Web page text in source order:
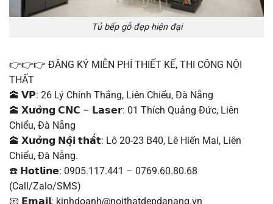
Tủ bếp gỗ đẹp hiện đại
👉👉👉 ĐĂNG KÝ MIỄN PHÍ THIẾT KẾ, THI CÔNG NỘI
THẤT
🕋 𝗩𝗣: 26 Lý Chính Thắng, Liên Chiểu, Đà Nẵng
🕋 𝗫𝘂̛𝗼̛̉𝗻𝗴 𝗖𝗡𝗖 – 𝗟𝗮𝘀𝗲𝗿: 01 Thích Quảng Đức, Liên
Chiểu, Đà Nẵng
🕋 𝗫𝘂̛𝗼̛̉𝗻𝗴 𝗡𝗼̣̂𝗶 𝘁𝗵𝗮̂́𝘁: Lô 20-23 B40, Lê Hiến Mai, Liên
Chiểu, Đà Nẵng.
☎️ 𝗛𝗼𝘁𝗹𝗶𝗻𝗲: 0905.117.441 – 0769.60.80.68
(Call/Zalo/SMS)
📧 𝗘𝗺𝗮𝗶𝗹: kinhdoanh@noithatdepdanang.vn